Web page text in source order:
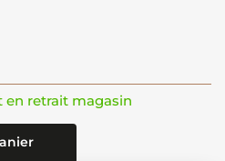
en retrait magasin